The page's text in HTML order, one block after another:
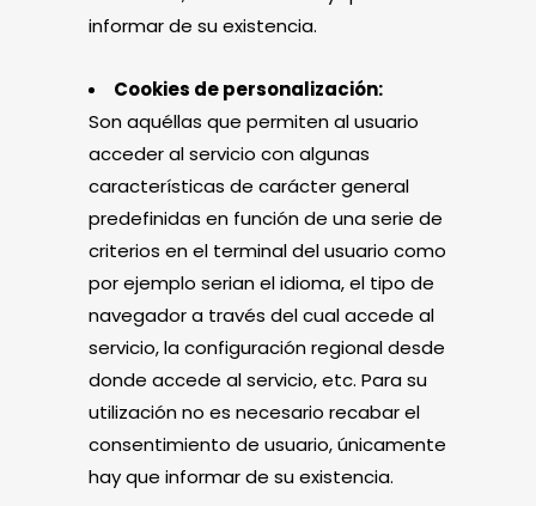
informar de su existencia.
Cookies de personalización:
Son aquéllas que permiten al usuario
acceder al servicio con algunas
características de carácter general
predefinidas en función de una serie de
criterios en el terminal del usuario como
por ejemplo serian el idioma, el tipo de
navegador a través del cual accede al
servicio, la configuración regional desde
donde accede al servicio, etc. Para su
utilización no es necesario recabar el
consentimiento de usuario, únicamente
hay que informar de su existencia.